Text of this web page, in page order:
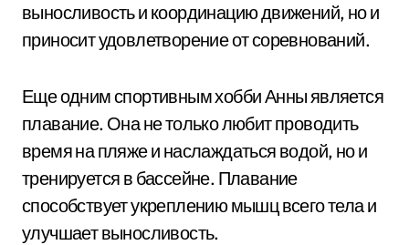
выносливость и координацию движений, но и
приносит удовлетворение от соревнований.
Еще одним спортивным хобби Анны является
плавание. Она не только любит проводить
время на пляже и наслаждаться водой, но и
тренируется в бассейне. Плавание
способствует укреплению мышц всего тела и
улучшает выносливость.